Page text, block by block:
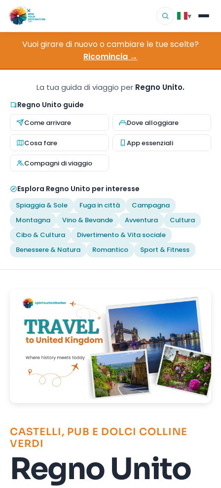
▾
Destinazioni
▾
Come funziona
Chi siamo
Contatto
Vuoi girare di nuovo o cambiare le tue scelte?
Ricomincia →
La tua guida di viaggio per Regno Unito.
Regno Unito guide
Come arrivare Dove alloggiare
Cosa fare App essenziali
Compagni di viaggio
Esplora Regno Unito per interesse
Spiaggia & Sole Fuga in città
Campagna
Montagna
Vino & Bevande Avventura
Cultura
Cibo & Cultura
Divertimento & Vita sociale
Benessere & Natura
Romantico Sport & Fitness
CASTELLI, PUB E DOLCI COLLINE
VERDI
Regno Unito